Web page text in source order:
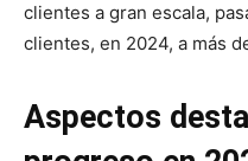
clientes a gran escala,
clientes, en 2024, a más
Aspectos